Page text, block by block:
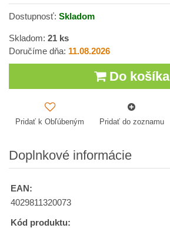
Dostupnosť: Skladom
Skladom: 21 ks
Doručíme dňa: 11.08.2026
Do košíka
Pridať k Obľúbeným Pridať do zoznamu
Doplnkové informácie
EAN:
4029811320073
Kód produktu: